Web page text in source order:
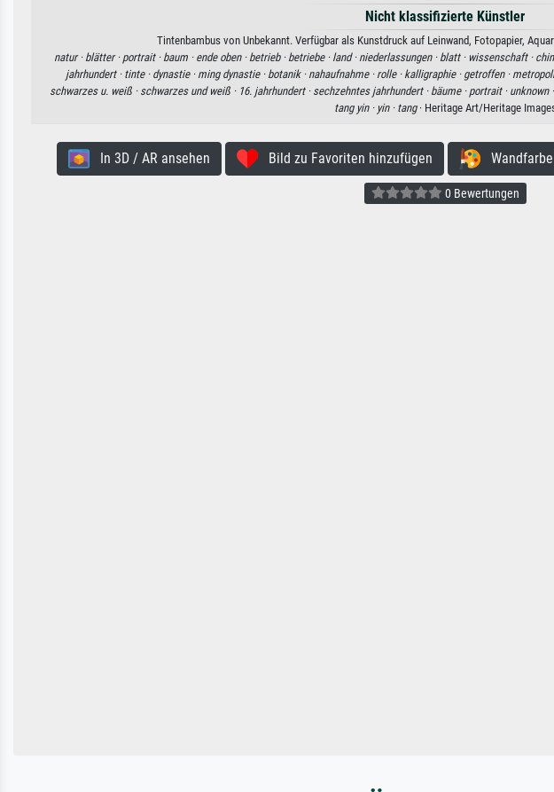
Nicht klassifizierte Künstler
Tintenbambus von Unbekannt. Verfügbar als Kunstdruck auf Leinwand, Fotopapier,
natur · blätter · portrait · baum · ende oben · betrieb · betriebe · land · niederlassungen · blatt · wissenschaft ·
jahrhundert · tinte · dynastie · ming dynastie · botanik · nahaufnahme · rolle · kalligraphie · getroffen ·
schwarzes u. weiß · schwarzes und weiß · 16. jahrhundert · sechzehntes jahrhundert · bäume · portrait · unknown ·
tang yin · yin · tang· Heritage Art/Heritage
In 3D / AR ansehen Bild zu Favoriten hinzufügen Wandfarbe
0 Bewertungen